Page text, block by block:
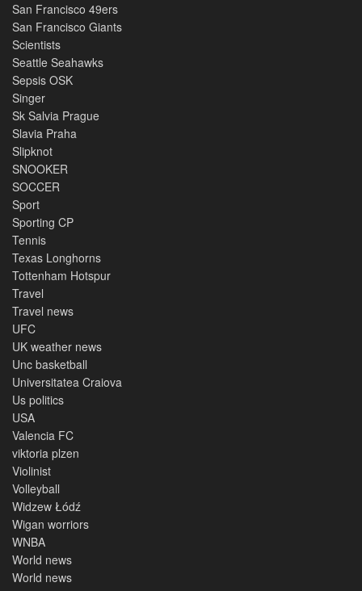
San Francisco 49ers
San Francisco Giants
Scientists
Seattle Seahawks
Sepsis OSK
Singer
Sk Salvia Prague
Slavia Praha
Slipknot
SNOOKER
SOCCER
Sport
Sporting CP
Tennis
Texas Longhorns
Tottenham Hotspur
Travel
Travel news
UFC
UK weather news
Unc basketball
Universitatea Craiova
Us politics
USA
Valencia FC
viktoria plzen
Violinist
Volleyball
Widzew Łódź
Wigan worriors
WNBA
World news
World news